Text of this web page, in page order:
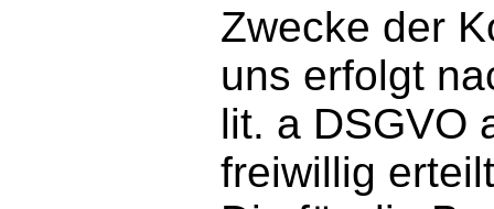
Zwecke der
uns erfolgt
lit. a DSGVO
freiwillig